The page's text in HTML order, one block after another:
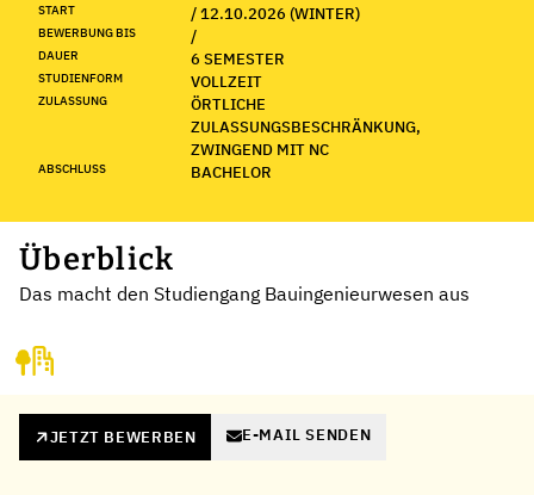
START / 12.10.2026 (WINTER)
BEWERBUNG BIS /
DAUER 6 SEMESTER
STUDIENFORM VOLLZEIT
ZULASSUNG
ÖRTLICHE
ZULASSUNGSBESCHRÄNKUNG,
ZWINGEND MIT NC
ABSCHLUSS BACHELOR
Überblick
Das macht den Studiengang Bauingenieurwesen aus
JETZT BEWERBEN E-MAIL SENDEN